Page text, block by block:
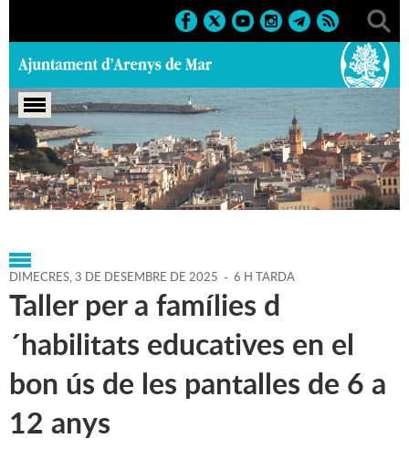
Portada > Regidories > Infància i Joventut > Agenda > 03-
12-2025
DIMECRES,3 DE DESEMBRE DE 2025 - 6 H TARDA
Taller per a famílies d
´habilitats educatives en el
bon ús de les pantalles de 6 a
12 anys